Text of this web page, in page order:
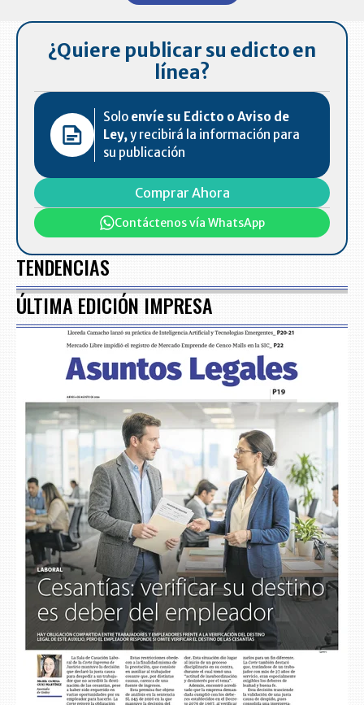
¿Quiere publicar su edicto en
línea?
Solo envíe su Edicto o Aviso de
Ley,y recibirá la información para
su publicación
Comprar Ahora
Contáctenos vía WhatsApp
TENDENCIAS
ÚLTIMA EDICIÓN IMPRESA